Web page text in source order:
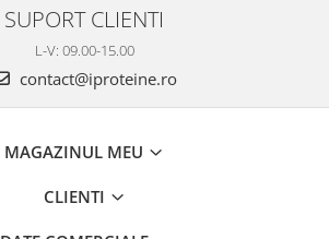
SUPORT CLIENTI
L-V: 09.00-15.00
contact@iproteine.ro
MAGAZINUL MEU
CLIENTI